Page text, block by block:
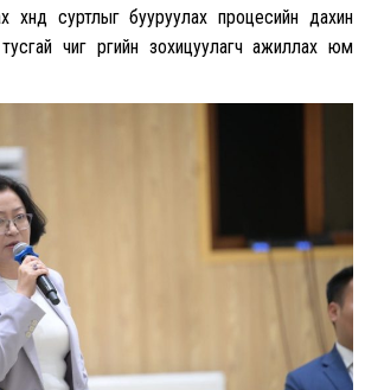
хүнд суртлыг бууруулах процесийн дахин
чиг үүргийн зохицуулагч ажиллах юм